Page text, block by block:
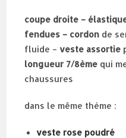
coupe droite –
fendues – cordon de
fluide – veste assortie
longueur 7/8ème qui
chaussures
dans le même thème :
veste rose poudré